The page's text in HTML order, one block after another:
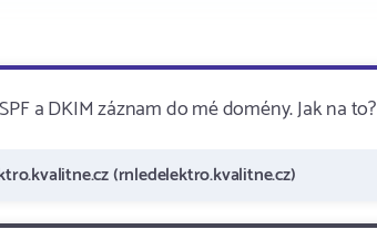
a DKIM záznam do mé domény. Jak na to?
(rnledelektro.kvalitne.cz)